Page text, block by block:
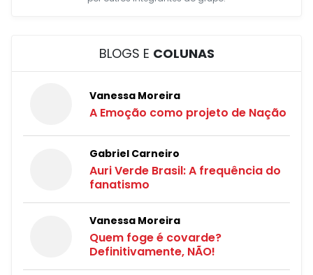
BLOGS E COLUNAS
Vanessa Moreira
A Emoção como projeto de Nação
Gabriel Carneiro
Auri Verde Brasil: A frequência do
fanatismo
Vanessa Moreira
Quem foge é covarde?
Definitivamente, NÃO!